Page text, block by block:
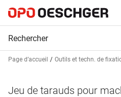
Page d’accueil Outils et techn. de
Jeu de tarauds pour